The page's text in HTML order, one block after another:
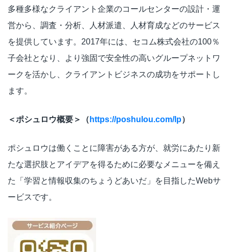
多種多様なクライアント企業のコールセンターの設計・運
営から、調査・分析、人材派遣、人材育成などのサービス
を提供しています。2017年には、セコム株式会社の100％
子会社となり、より強固で安全性の高いグループネットワ
ークを活かし、クライアントビジネスの成功をサポートし
ます。
＜ポシュロウ概要＞（ https://poshulou.com/lp）
ポシュロウは働くことに障害がある方が、就労にあたり新
たな選択肢とアイデアを得るために必要なメニューを備え
た「学習と情報収集のちょうどあいだ」を目指したWebサ
ービスです。